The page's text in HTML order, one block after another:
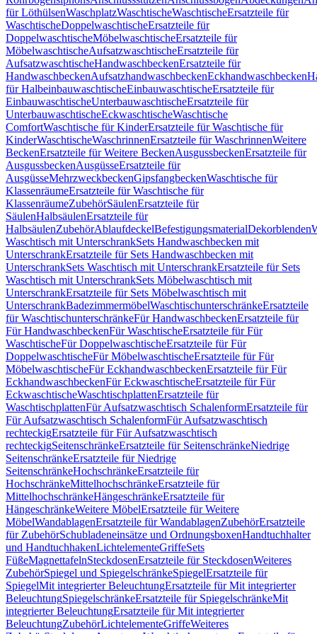
für LöthülsenWaschplatzWaschtischeWaschtischeErsatzteile für
WaschtischeDoppelwaschtischeErsatzteile für
DoppelwaschtischeMöbelwaschtischeErsatzteile für
MöbelwaschtischeAufsatzwaschtischeErsatzteile für
AufsatzwaschtischeHandwaschbeckenErsatzteile für
HandwaschbeckenAufsatzhandwaschbeckenEckhandwaschbecken
für HalbeinbauwaschtischeEinbauwaschtischeErsatzteile für
EinbauwaschtischeUnterbauwaschtischeErsatzteile für
UnterbauwaschtischeEckwaschtischeWaschtische
ComfortWaschtische für KinderErsatzteile für Waschtische für
KinderWaschtischeWaschrinnenErsatzteile für WaschrinnenWeitere
BeckenErsatzteile für Weitere BeckenAusgussbeckenErsatzteile für
AusgussbeckenAusgüsseErsatzteile für
AusgüsseMehrzweckbeckenGipsfangbeckenWaschtische für
KlassenräumeErsatzteile für Waschtische für
KlassenräumeZubehörSäulenErsatzteile für
SäulenHalbsäulenErsatzteile für
HalbsäulenZubehörAblaufdeckelBefestigungsmaterialDekorblenden
Waschtisch mit UnterschrankSets Handwaschbecken mit
UnterschrankErsatzteile für Sets Handwaschbecken mit
UnterschrankSets Waschtisch mit UnterschrankErsatzteile für Sets
Waschtisch mit UnterschrankSets Möbelwaschtisch mit
UnterschrankErsatzteile für Sets Möbelwaschtisch mit
UnterschrankBadezimmermöbelWaschtischunterschränkeErsatzteile
für WaschtischunterschränkeFür HandwaschbeckenErsatzteile für
Für HandwaschbeckenFür WaschtischeErsatzteile für Für
WaschtischeFür DoppelwaschtischeErsatzteile für Für
DoppelwaschtischeFür MöbelwaschtischeErsatzteile für Für
MöbelwaschtischeFür EckhandwaschbeckenErsatzteile für Für
EckhandwaschbeckenFür EckwaschtischeErsatzteile für Für
EckwaschtischeWaschtischplattenErsatzteile für
WaschtischplattenFür Aufsatzwaschtisch SchalenformErsatzteile für
Für Aufsatzwaschtisch SchalenformFür Aufsatzwaschtisch
rechteckigErsatzteile für Für Aufsatzwaschtisch
rechteckigSeitenschränkeErsatzteile für SeitenschränkeNiedrige
SeitenschränkeErsatzteile für Niedrige
SeitenschränkeHochschränkeErsatzteile für
HochschränkeMittelhochschränkeErsatzteile für
MittelhochschränkeHängeschränkeErsatzteile für
HängeschränkeWeitere MöbelErsatzteile für Weitere
MöbelWandablagenErsatzteile für WandablagenZubehörErsatzteile
für ZubehörSchubladeneinsätze und OrdnungsboxenHandtuchhalter
und HandtuchhakenLichtelementeGriffeSets
FüßeMagnettafelnSteckdosenErsatzteile für SteckdosenWeiteres
ZubehörSpiegel und SpiegelschränkeSpiegelErsatzteile für
SpiegelMit integrierter BeleuchtungErsatzteile für Mit integrierter
BeleuchtungSpiegelschränkeErsatzteile für SpiegelschränkeMit
integrierter BeleuchtungErsatzteile für Mit integrierter
BeleuchtungZubehörLichtelementeGriffeWeiteres